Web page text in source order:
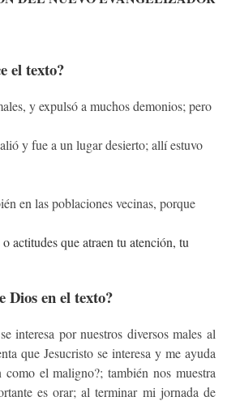
el texto?
y expulsó a muchos demonios; pero
y fue a un lugar desierto; allí estuvo
en las poblaciones vecinas, porque
actitudes que atraen tu atención, tu
Dios en el texto?
interesa por nuestros diversos males al
que Jesucristo se interesa y me ayuda
el maligno?; también nos muestra
es orar; al terminar mi jornada de